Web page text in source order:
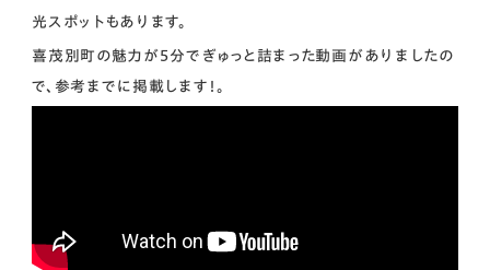
光スポットもあります。
喜茂別町の魅力が５分でぎゅっと詰まった動画がありましたの
で、参考までに掲載します！。